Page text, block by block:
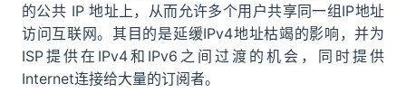
的公共 IP 地址上，从而允许多个用户共享同一组IP地址
访问互联网。其目的是延缓IPv4地址枯竭的影响，并为
ISP提供在IPv4和IPv6之间过渡的机会，同时提供
Internet连接给大量的订阅者。